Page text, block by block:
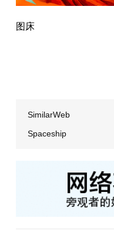
图床
SimilarWeb
Spaceship